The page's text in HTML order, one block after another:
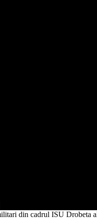
din cadrul ISU Drobeta